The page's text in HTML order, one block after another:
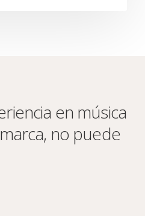
en música
no puede